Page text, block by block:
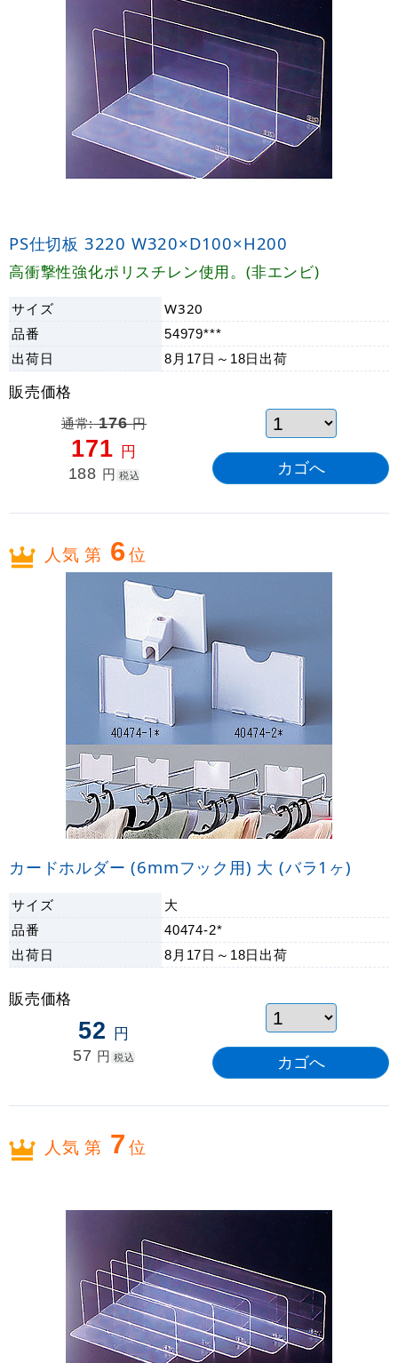
PS仕切板 3220 W320×D100×H200
高衝撃性強化ポリスチレン使用。(非エンビ)
サイズ
W320
品番
54979***
出荷日 8月17日～18日 出荷
販売価格
通常:176円
171 円
188 円 税込
人気 第 6位
カードホルダー (6mmフック用) 大 (バラ1ヶ)
サイズ
大
品番
40474-2*
出荷日 8月17日～18日 出荷
販売価格
52 円
57 円 税込
人気 第 7位